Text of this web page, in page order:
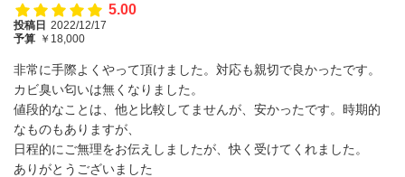
5.00
投稿日 2022/12/17
予算 ￥18,000
非常に手際よくやって頂けました。対応も親切で良かったです。
カビ臭い匂いは無くなりました。
値段的なことは、他と比較してませんが、安かったです。時期的
なものもありますが、
日程的にご無理をお伝えしましたが、快く受けてくれました。
ありがとうございました